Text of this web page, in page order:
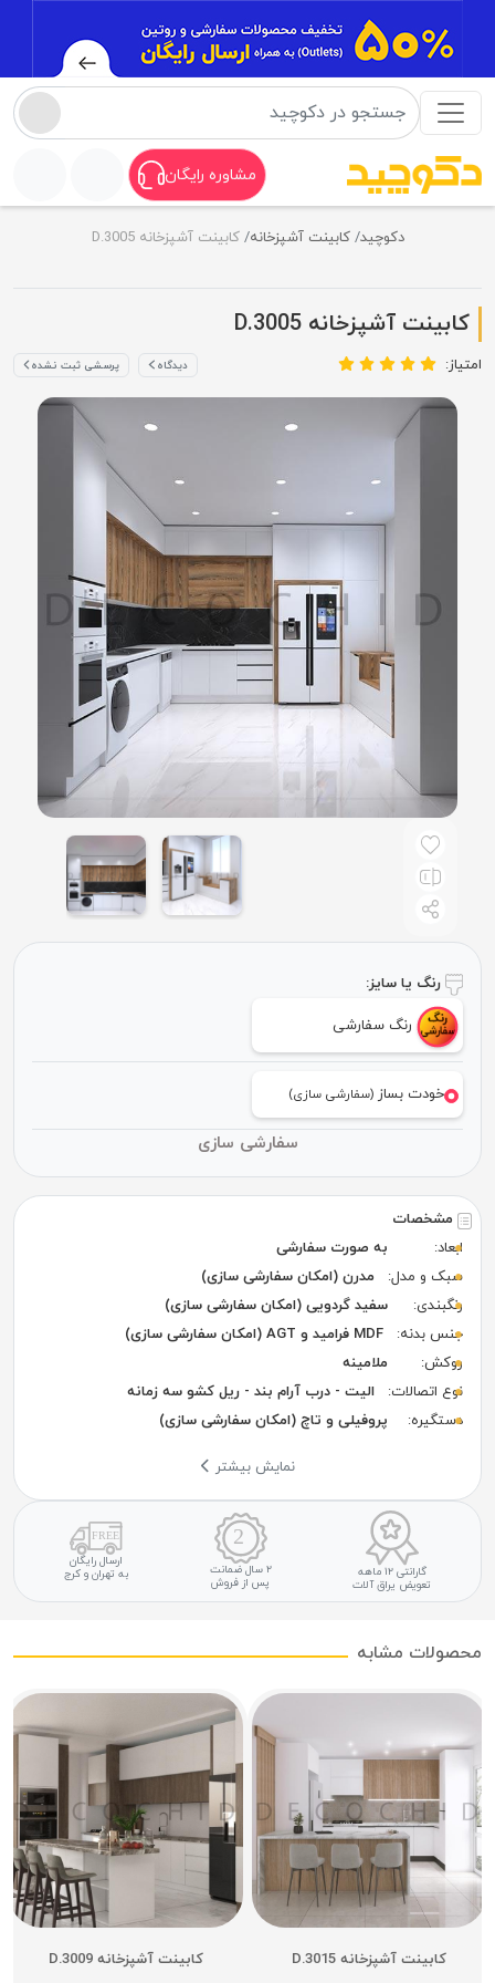
مشاوره رایگان
دکوچید کابینت آشپزخانه کابینت آشپزخانه D.3005
کابینت آشپزخانه D.3005
امتیاز: دیدگاه پرسشی ثبت نشده
مشخصات
ابعاد:
به صورت سفارشی
سبک و مدل:
مدرن (امکان سفارشی سازی)
رنگبندی:
سفید گردویی (امکان سفارشی سازی)
جنس بدنه:
MDF فرامید و AGT (امکان سفارشی سازی)
روکش:
ملامینه
نوع اتصالات:
الیت - درب آرام بند - ریل کشو سه زمانه
دستگیره:
پروفیلی و تاچ (امکان سفارشی سازی)
نمایش بیشتر
گارانتی ۱۲ ماهه
تعویض یراق آلات
۲ سال ضمانت
پس از فروش
ارسال رایگان
به تهران و کرج
رنگ یا سایز:
رنگ سفارشی
خودت بساز(سفارشی سازی)
سفارشی سازی
محصولات مشابه
کابینت آشپزخانه D.3015 کابینت آشپزخانه D.3009